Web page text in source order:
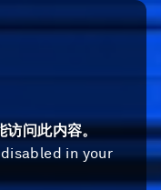
访问此内容。
in your